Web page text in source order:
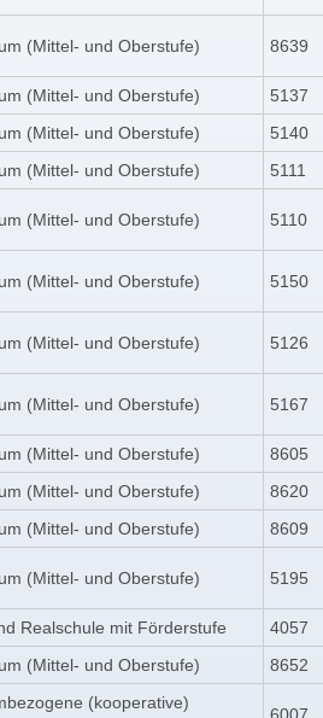
(Mittel- und Oberstufe) 8639
(Mittel- und Oberstufe)
5137
(Mittel- und Oberstufe)
5140
(Mittel- und Oberstufe)
5111
(Mittel- und Oberstufe) 5110
(Mittel- und Oberstufe) 5150
(Mittel- und Oberstufe) 5126
(Mittel- und Oberstufe) 5167
(Mittel- und Oberstufe)
8605
(Mittel- und Oberstufe)
8620
(Mittel- und Oberstufe)
8609
(Mittel- und Oberstufe) 5195
Realschule mit Förderstufe
4057
(Mittel- und Oberstufe) 8652
(kooperative)